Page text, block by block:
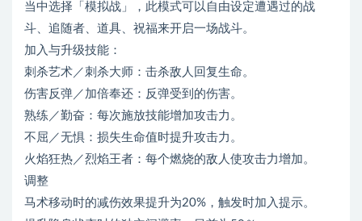
当中选择「模拟战」，此模式可以自由设定遭遇过的战
斗、追随者、道具、祝福来开启一场战斗。
加入与升级技能：
刺杀艺术／刺杀大师：击杀敌人回复生命。
伤害反弹／加倍奉还：反弹受到的伤害。
熟练／勤奋：每次施放技能增加攻击力。
不屈／无惧：损失生命值时提升攻击力。
火焰狂热／烈焰王者：每个燃烧的敌人使攻击力增加。
调整
马术移动时的减伤效果提升为20%，触发时加入提示。